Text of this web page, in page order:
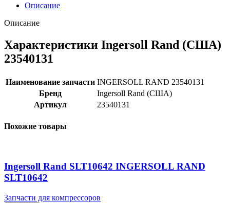
Описание
Описание
Характеристики Ingersoll Rand (США)
23540131
Наименование запчасти INGERSOLL RAND 23540131
Бренд
Ingersoll Rand (США)
Артикул
23540131
Похожие товары
Ingersoll Rand SLT10642 INGERSOLL RAND
SLT10642
Запчасти для компрессоров